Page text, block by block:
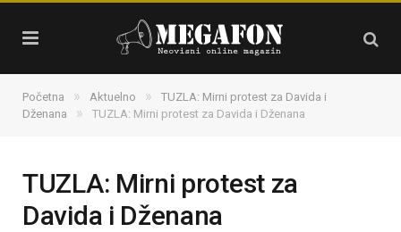
Početna » Aktuelno »
TUZLA: Mirni protest za Davida i
Dženana
» TUZLA: Mirni protest za Davida i Dženana
TUZLA: Mirni protest za
Davida i Dženana